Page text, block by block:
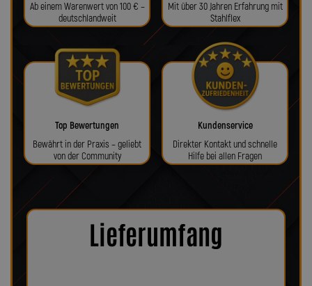
Ab einem Warenwert von 100 € –
deutschlandweit
Mit über 30 Jahren Erfahrung mit
Stahlflex
Top Bewertungen
Bewährt in der Praxis – geliebt
von der Community
Kundenservice
Direkter Kontakt und schnelle
Hilfe bei allen Fragen
Lieferumfang